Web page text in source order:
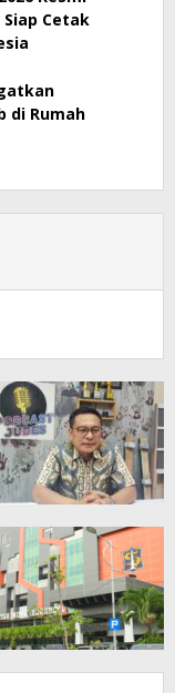
Cetak
di Rumah